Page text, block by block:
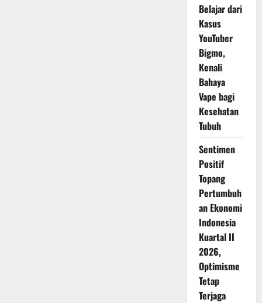
Belajar dari
Kasus
YouTuber
Bigmo,
Kenali
Bahaya
Vape bagi
Kesehatan
Tubuh
Sentimen
Positif
Topang
Pertumbuh
an Ekonomi
Indonesia
Kuartal II
2026,
Optimisme
Tetap
Terjaga